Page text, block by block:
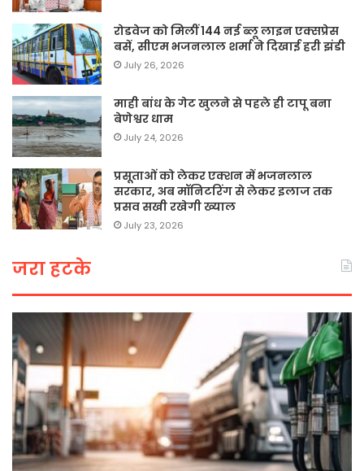
रोडवेज को मिलीं 144 नई ब्लू लाइन एक्सप्रेस
बसें, सीएम भजनलाल शर्मा ने दिखाई हरी झंडी
July 26, 2026
माही बांध के गेट खुलने से पहले ही टापू बना
बेणेश्वर धाम
July 24, 2026
प्रसूताओं को लेकर एक्शन में भजनलाल
सरकार, अब मॉनिटरिंग से लेकर इलाज तक
प्रसव सखी रखेगी ख्याल
July 23, 2026
जरा हटके